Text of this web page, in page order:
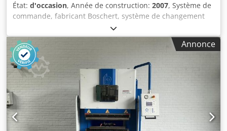
État: d'occasion, Année de construction: 2007, Système de
commande, fabricant Boschert, système de changement
rapide d'outils, fabricant Trumpf, force de poinçonnage : 3
x 280 kN, poste 1, outil système Trumpf, taille 3 (105 mm),
avec dispositif de pulvérisation, poste 2, outil système
Trumpf, taille 3 (105 mm), rotation à indexation libre, poste
3, outil système Trumpf/Boschert Revotool, taille 3 (105
mm), comprenant un porte-outil Revotool à 8
emplacements, courses X : 3 000 mm (réglage possible
jusqu'à 9 999 mm), Y : 1 580 mm, portée du bras de
poinçonnage : 1 730 mm, épaisseur maximale de la tôle :
6 mm (ouverture des pinces), hauteur maximale de la
Annonce